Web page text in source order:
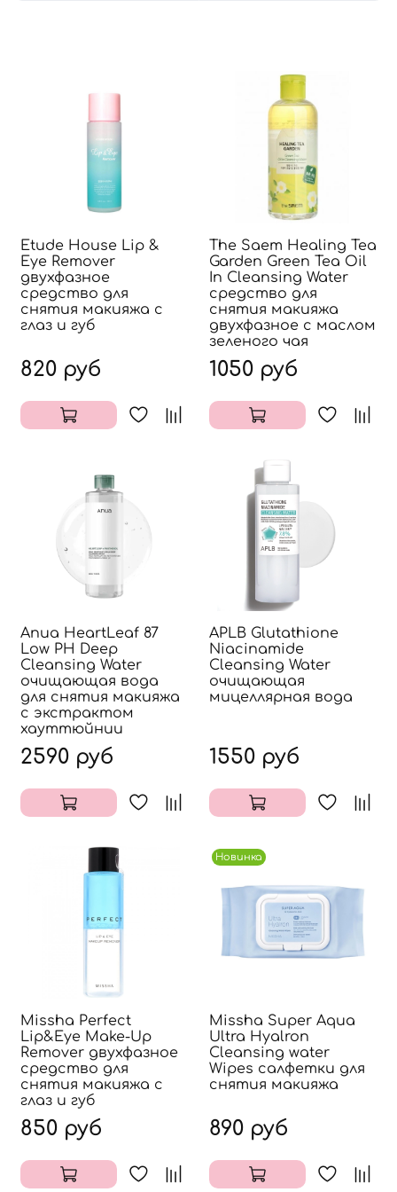
Etude House Lip &
Eye Remover
двухфазное
средство для
снятия макияжа с
глаз и губ
820 руб
The Saem Healing Tea
Garden Green Tea Oil
In Cleansing Water
средство для
снятия макияжа
двухфазное с маслом
зеленого чая
1050 руб
Anua HeartLeaf 87
Low PH Deep
Cleansing Water
очищающая вода
для снятия макияжа
с экстрактом
хауттюйнии
2590 руб
APLB Glutathione
Niacinamide
Cleansing Water
очищающая
мицеллярная вода
1550 руб
Missha Perfect
Lip&Eye Make-Up
Remover двухфазное
средство для
снятия макияжа с
глаз и губ
850 руб
Новинка
Missha Super Aqua
Ultra Hyalron
Cleansing water
Wipes салфетки для
снятия макияжа
890 руб